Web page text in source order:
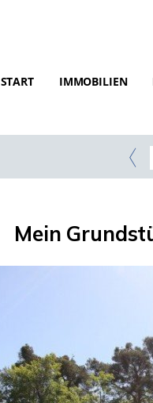
START IMMOBILIEN
Mein